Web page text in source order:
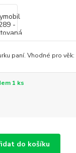
paní. Vhodné pro věk:
1 ks
do košíku